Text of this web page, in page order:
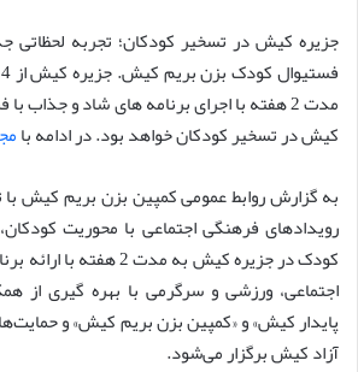
ل
ا
ی
ی
ل
جزیره کیش در تسخیر کودکان؛ تجربه لحظاتی
مدت 2 هفته با اجرای برنامه های شاد و
کیش در تسخیر کودکان خواهد بود. در ادامه با
به گزارش روابط عمومی کمپین بزن بریم کیش
رویدادهای فرهنگی اجتماعی با محوریت
کودک در جزیره کیش به مدت 2
اجتماعی، ورزشی و سرگرمی با بهره گیری از
پایدار کیش» و «کمپین بزن بریم کیش» و
آزاد کیش برگزار می‌شود.